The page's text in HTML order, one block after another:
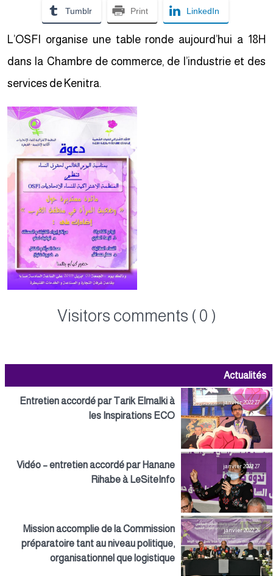
Tumblr Print LinkedIn
L’OSFI organise une table ronde aujourd’hui a 18H
dans la Chambre de commerce, de l’industrie et des
services de Kenitra.
Visitors comments ( 0 )
Actualités
27 janvier 2022
Entretien accordé par Tarik Elmalki à
les Inspirations ECO
27 janvier 2022
Vidéo – entretien accordé par Hanane
Rihabe à LeSiteInfo
26 janvier 2022
Mission accomplie de la Commission
préparatoire tant au niveau politique,
organisationnel que logistique